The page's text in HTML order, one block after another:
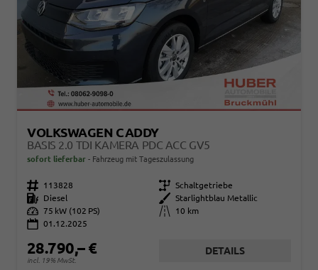
VOLKSWAGEN CADDY
BASIS 2.0 TDI KAMERA PDC ACC GV5
sofort lieferbar Fahrzeug mit Tageszulassung
Fahrzeugnr. 113828 Getriebe Schaltgetriebe
Kraftstoff
Diesel Außenfarbe
Starlightblau Metallic
Leistung 75 kW (102 PS) Kilometerstand
10 km
01.12.2025
28.790,– €
incl. 19% MwSt.
DETAILS